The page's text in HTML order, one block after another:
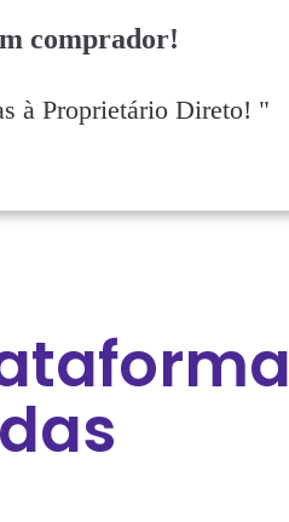
comprador!
à Proprietário Direto! "